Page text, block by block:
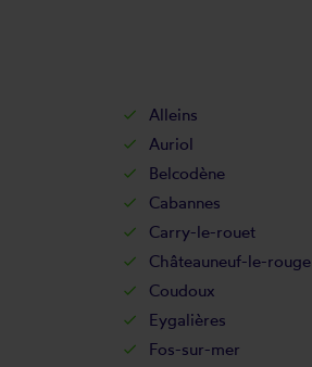
Alleins
Auriol
Belcodène
Cabannes
Carry-le-rouet
Châteauneuf-le-rouge
Coudoux
Eygalières
Fos-sur-mer